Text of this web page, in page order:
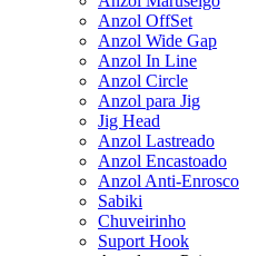
Anzol OffSet
Anzol Wide Gap
Anzol In Line
Anzol Circle
Anzol para Jig
Jig Head
Anzol Lastreado
Anzol Encastoado
Anzol Anti-Enrosco
Sabiki
Chuveirinho
Suport Hook